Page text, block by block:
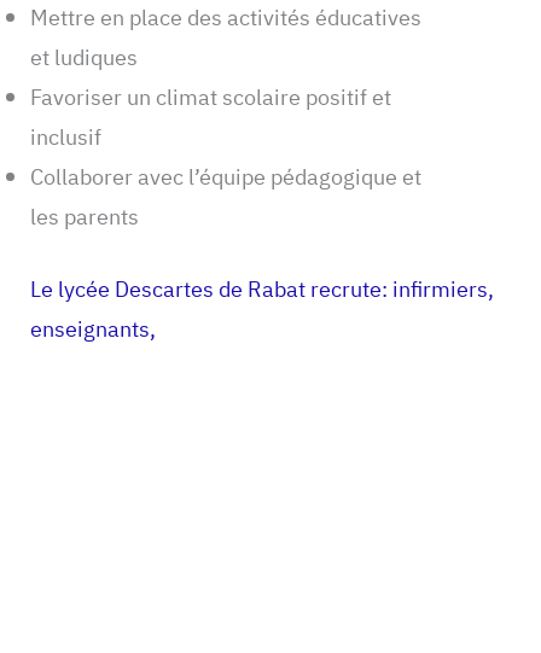
Mettre en place des activités éducatives
et ludiques
Favoriser un climat scolaire positif et
inclusif
Collaborer avec l’équipe pédagogique et
les parents
Le lycée Descartes de Rabat recrute: infirmiers,
enseignants,